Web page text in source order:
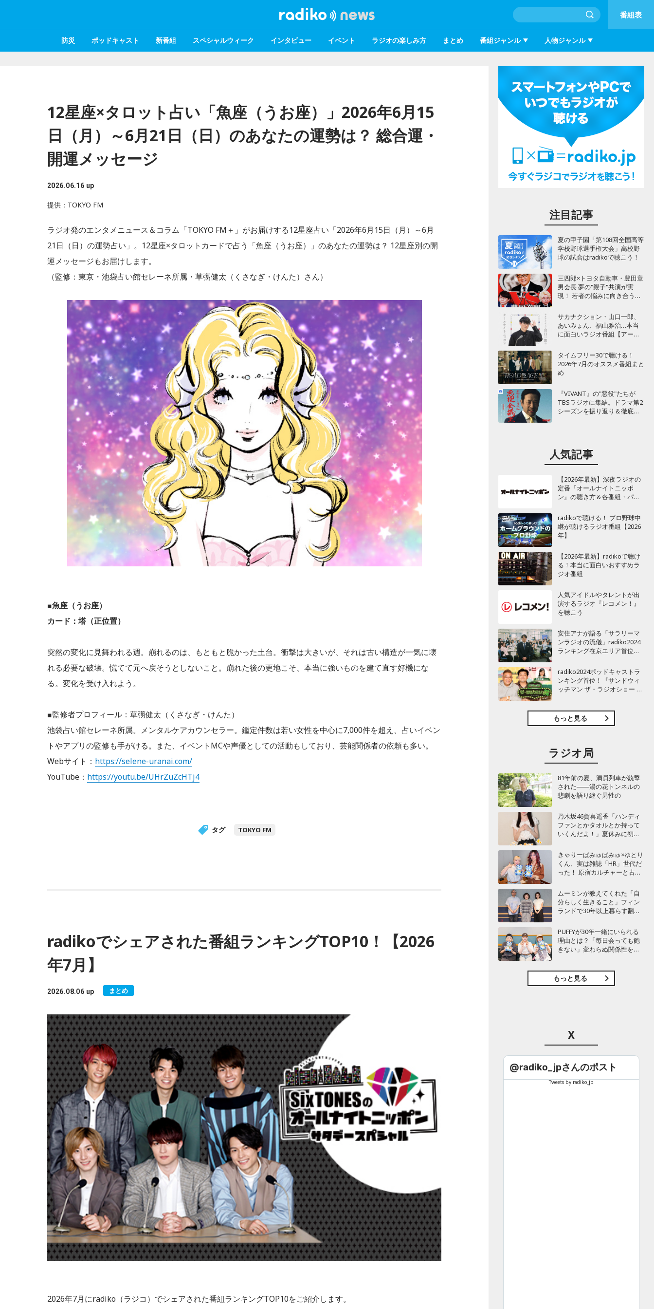
番組表
防災 ポッドキャスト 新番組 スペシャルウィーク インタビュー イベント ラジオの楽しみ方 まとめ 番組ジャンル 人物ジャンル
12星座×タロット占い「魚座（うお座）」2026年6月15
日（月）～6月21日（日）のあなたの運勢は？ 総合運・
開運メッセージ
2026.06.16 up
提供：TOKYO FM
ラジオ発のエンタメニュース＆コラム「TOKYO FM＋」がお届けする12星座占い「2026年6月15日（月）～6月
21日（日）の運勢占い」。12星座×タロットカードで占う「魚座（うお座）」のあなたの運勢は？ 12星座別の開
運メッセージもお届けします。
（監修：東京・池袋占い館セレーネ所属・草彅健太（くさなぎ・けんた）さん）
■魚座（うお座）
カード：塔（正位置）
突然の変化に見舞われる週。崩れるのは、もともと脆かった土台。衝撃は大きいが、それは古い構造が一気に壊
れる必要な破壊。慌てて元へ戻そうとしないこと。崩れた後の更地こそ、本当に強いものを建て直す好機にな
る。変化を受け入れよう。
■監修者プロフィール：草彅健太（くさなぎ・けんた）
池袋占い館セレーネ所属。メンタルケアカウンセラー。鑑定件数は若い女性を中心に7,000件を超え、占いイベン
トやアプリの監修も手がける。また、イベントMCや声優としての活動もしており、芸能関係者の依頼も多い。
Webサイト： https://selene-uranai.com/
YouTube： https://youtu.be/UHrZuZcHTj4
タグ TOKYO FM
radikoでシェアされた番組ランキングTOP10！【2026
年7月】
2026.08.06 up まとめ
2026年7月にradiko（ラジコ）でシェアされた番組ランキングTOP10をご紹介します。
注目記事
夏の甲子園「第108回全国高等
学校野球選手権大会」高校野
球の試合はradikoで聴こう！
三四郎×トヨタ自動車・豊田章
男会長 夢の"親子"共演が実
現！ 若者の悩みに向き合うポ
サカナクション・山口一郎、
あいみょん、福山雅治…本当
に面白いラジオ番組【アーテ
タイムフリー30で聴ける！
2026年7月のオススメ番組まと
め
『VIVANT』の"悪役"たちが
TBSラジオに集結。ドラマ第2
シーズンを振り返り＆徹底考
人気記事
【2026年最新】深夜ラジオの
定番『オールナイトニッポ
ン』の聴き方＆各番組・パー
radikoで聴ける！ プロ野球中
継が聴けるラジオ番組【2026
年】
【2026年最新】radikoで聴け
る！本当に面白いおすすめラ
ジオ番組
人気アイドルやタレントが出
演するラジオ『レコメン！』
を聴こう
安住アナが語る「サラリーマ
ンラジオの流儀」radiko2024
ランキング在京エリア首位
曜天国』インタビュー
radiko2024ポッドキャストラ
ンキング首位！『サンドウィ
ッチマン ザ・ラジオショー サ
もっと見る
ラジオ局
81年前の夏、満員列車が銃撃
された――湯の花トンネルの
悲劇を語り継ぐ男性の
乃木坂46賀喜遥香「ハンディ
ファンとかタオルとか持って
いくんだよ！」夏休みに初め
力アドバイス！
きゃりーぱみゅぱみゅ×ゆとり
くん、実は雑誌「HR」世代だ
った！ 原宿カルチャーと古着
ムーミンが教えてくれた「自
分らしく生きること」フィン
ランドで30年以上暮らす翻訳
ント
PUFFYが30年一緒にいられる
理由とは？「毎日会っても飽
きない」変わらぬ関係性を語
もっと見る
X
@radiko_jpさんのポスト
Tweets by radiko_jp